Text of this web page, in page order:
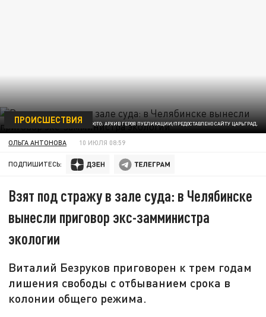
ФОТО: АРХИВ ГЕРОЯ ПУБЛИКАЦИИ/ПРЕДОСТАВЛЕНО САЙТУ ЦАРЬГРАД.
ПРОИСШЕСТВИЯ
ОЛЬГА АНТОНОВА 10 ИЮЛЯ 08:59
ПОДПИШИТЕСЬ:
Взят под стражу в зале суда: в Челябинске
вынесли приговор экс-замминистра
экологии
Виталий Безруков приговорен к трем годам
лишения свободы с отбыванием срока в
колонии общего режима.